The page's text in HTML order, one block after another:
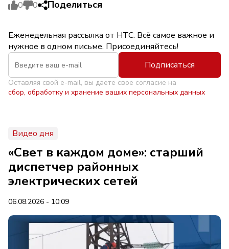
0 0 Поделиться
Еженедельная рассылка от НТС. Всё самое важное и
нужное в одном письме. Присоединяйтесь!
Подписаться
Оставляя свой e-mail, вы даете свое согласие на
сбор, обработку и хранение ваших персональных данных
Видео дня
«Свет в каждом доме»: старший
диспетчер районных
электрических сетей
06.08.2026 - 10:09